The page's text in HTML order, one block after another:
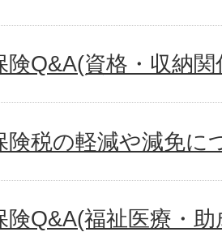
険Q&A(資格・収納関
険税の軽減や減免に
険Q&A(福祉医療・